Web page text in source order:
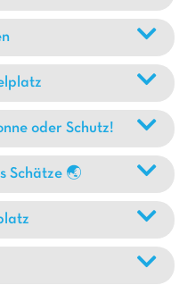
oder Schutz!
Schätze 🌏